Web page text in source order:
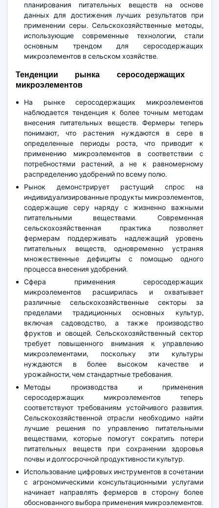
планирования питательных веществ на основе
данных для достижения лучших результатов при
применении серы. Сельскохозяйственные методы,
использующие современные технологии, стали
основным трендом для серосодержащих
микроэлементов в сельском хозяйстве.
Тенденции рынка серосодержащих
микроэлементов
На рынке серосодержащих микроэлементов
наблюдается тенденция к более точным методам
внесения питательных веществ. Фермеры теперь
понимают, что растения нуждаются в сере в
определенные периоды роста, что приводит к
применению микроэлементов в соответствии с
потребностями растений, а не к равномерному
распределению удобрений по всему полю.
Рынок демонстрирует растущий спрос на
индивидуализированные продукты микроэлементов,
содержащие серу наряду с жизненно важными
питательными веществами. Современная
сельскохозяйственная практика позволяет
фермерам поддерживать надлежащий уровень
питательных веществ, одновременно устраняя
множественные дефициты с помощью одного
процесса внесения удобрений.
Сфера применения серосодержащих
микроэлементов расширилась и охватывает
различные сельскохозяйственные секторы за
пределами традиционных основных культур,
включая садоводство, а также производство
фруктов и овощей. Сельскохозяйственный сектор
требует повышенного внимания к управлению
микроэлементами, поскольку эти культуры
нуждаются в более высоком качестве и
урожайности, чем стандартные требования.
Методы производства и применения
серосодержащих микроэлементов теперь
соответствуют требованиям устойчивого развития.
Сельскохозяйственной отрасли необходимо найти
лучшие решения по управлению питательными
веществами, которые помогут сократить потери
питательных веществ при сохранении здоровья
почвы и долгосрочной продуктивности культур.
Использование цифровых инструментов в сочетании
с агрономическими консультационными услугами
начинает направлять фермеров в сторону более
обоснованного выбора применения микроэлементов.